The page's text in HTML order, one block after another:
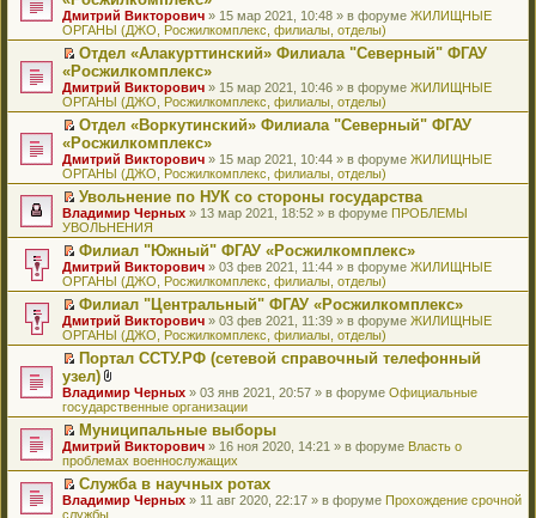
е
н
и
ю
о
о
б
щ
е
н
и
ю
м
у
с
о
б
щ
е
н
ю
т
а
н
н
м
у
с
о
б
щ
е
н
и
ю
п
р
о
ч
т
а
н
н
м
у
с
о
о
б
щ
е
н
и
ю
о
м
у
н
п
р
о
ч
т
а
н
н
о
м
у
с
о
о
б
щ
е
н
и
ю
к
п
е
р
о
м
у
н
п
р
о
ч
и
т
а
н
н
о
м
у
с
о
о
б
щ
е
н
и
ю
р
е
й
т
к
п
е
р
о
м
у
н
е
п
р
о
ч
и
т
а
н
н
о
м
у
с
о
о
б
щ
е
н
и
Дмитрий Викторович » 15 мар 2021, 10:48 » в форуме ЖИЛИЩНЫЕ
ОРГАНЫ (ДЖО, Росжилкомплекс, филиалы, отделы)
П
р
е
й
т
к
п
е
р
в
о
м
у
н
е
п
р
о
ч
и
т
а
н
н
о
м
у
с
о
о
Отдел «Алакурттинский» Филиала "Северный" ФГАУ
«Росжилкомплекс»
Дмитрий Викторович » 15 мар 2021, 10:46 » в форуме ЖИЛИЩНЫЕ
ОРГАНЫ (ДЖО, Росжилкомплекс, филиалы, отделы)
П
р
е
й
т
и
к
п
е
р
в
о
м
у
н
е
п
р
о
ч
и
т
а
н
н
о
Отдел «Воркутинский» Филиала "Северный" ФГАУ
«Росжилкомплекс»
Дмитрий Викторович » 15 мар 2021, 10:44 » в форуме ЖИЛИЩНЫЕ
ОРГАНЫ (ДЖО, Росжилкомплекс, филиалы, отделы)
П
е
р
е
й
т
и
к
п
е
р
в
о
м
у
н
е
п
р
о
ч
и
Увольнение по НУК со стороны государства
Владимир Черных » 13 мар 2021, 18:52 » в форуме ПРОБЛЕМЫ
УВОЛЬНЕНИЯ
П
е
р
е
й
т
и
к
п
е
р
в
о
м
у
н
е
п
Филиал "Южный" ФГАУ «Росжилкомплекс»
Дмитрий Викторович » 03 фев 2021, 11:44 » в форуме ЖИЛИЩНЫЕ
ОРГАНЫ (ДЖО, Росжилкомплекс, филиалы, отделы)
П
е
р
й
т
и
к
п
е
р
в
о
м
Филиал "Центральный" ФГАУ «Росжилкомплекс»
Дмитрий Викторович » 03 фев 2021, 11:39 » в форуме ЖИЛИЩНЫЕ
ОРГАНЫ (ДЖО, Росжилкомплекс, филиалы, отделы)
П
е
р
е
й
т
и
к
п
е
р
Портал ССТУ.РФ (сетевой справочный телефонный
узел)
В
л
о
ж
е
н
и
я
Владимир Черных » 03 янв 2021, 20:57 » в форуме Официальные
государственные организации
П
е
р
е
й
т
Муниципальные выборы
Дмитрий Викторович » 16 ноя 2020, 14:21 » в форуме Власть о
проблемах военнослужащих
П
е
Служба в научных ротах
Владимир Черных » 11 авг 2020, 22:17 » в форуме Прохождение срочной
службы